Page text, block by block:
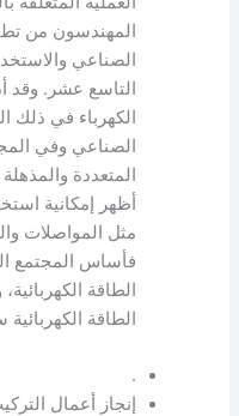
المهندسون من
الصناعي
التاسع عشر. وقد
الكهرباء في ذلك
الصناعي وفي
المتعددة
أظهر إمكانية
مثل المواصلات
فأساس المجتمع
الطاقة
الطاقة
.
إنجاز أعمال